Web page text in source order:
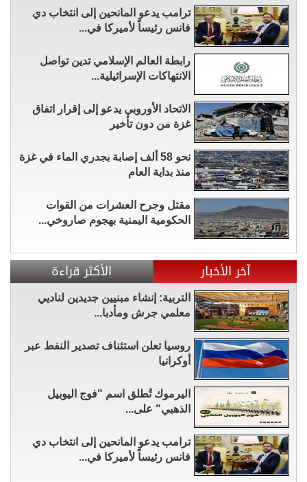
ترامب يدعو المانحين إلى انتخاب دي
فانس رئيساً لأميركا في...
رابطة العالم الإسلامي تدين تواصل
الانتهاكات الإسرائيلية...
الاتحاد الأوروبي يدعو إلى إقرار اتفاق
غزة من دون تأخير
نحو 58 ألف إصابة بجدري الماء في غزة
منذ بداية العام
مقتل وجرح العشرات من القوات
الحكومية اليمنية بهجوم صاروخي...
آخر الأخبار الأكثر قراءة
التربية: إنشاء مبنيين جديدين لناديي
معلمي جرش ومأدبا...
روسيا تعلن استئناف تصدير النفط عبر
أوكرانيا
اليرموك تُطلق اسم "فوج اليوبيل
الذهبي" على...
ترامب يدعو المانحين إلى انتخاب دي
فانس رئيساً لأميركا في...